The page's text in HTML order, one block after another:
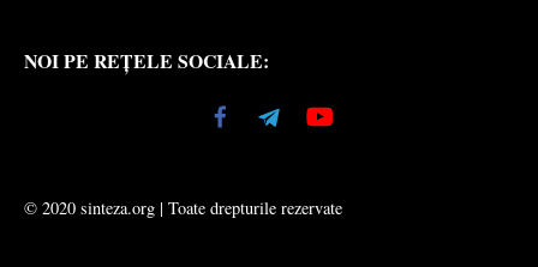
NOI PE REȚELE SOCIALE:
© 2020 sinteza.org | Toate drepturile rezervate